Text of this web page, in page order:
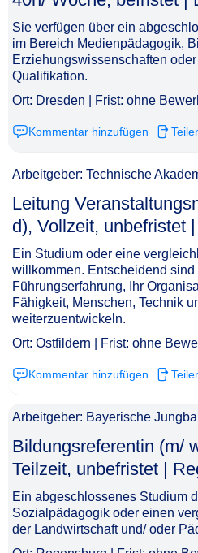
Sie verfügen über ein
im Bereich Medienpädagogik,
Erziehungswissenschaften
Qualifikation.
Ort: Dresden | Frist: ohne
Kommentar hinzufügen
Arbeitgeber: Technische
Leitung
d), Vollzeit, unbefristet
Ein Studium oder eine
willkommen. Entscheidend sind
Führungserfahrung, Ihr
Fähigkeit, Menschen, Technik
weiterzuentwickeln.
Ort: Ostfildern | Frist: ohne
Kommentar hinzufügen
Arbeitgeber: Bayerische
Bildungsreferentin (m/
Teilzeit, unbefristet |
Ein abgeschlossenes Studium
Sozialpädagogik oder einen
der Landwirtschaft und/ oder